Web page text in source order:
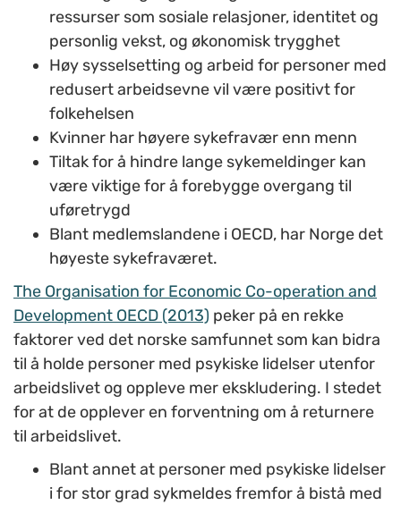
ressurser som sosiale relasjoner, identitet og
personlig vekst, og økonomisk trygghet
Høy sysselsetting og arbeid for personer med
redusert arbeidsevne vil være positivt for
folkehelsen
Kvinner har høyere sykefravær enn menn
Tiltak for å hindre lange sykemeldinger kan
være viktige for å forebygge overgang til
uføretrygd
Blant medlemslandene i OECD, har Norge det
høyeste sykefraværet.
The Organisation for Economic Co-operation and
Development OECD (2013) peker på en rekke
faktorer ved det norske samfunnet som kan bidra
til å holde personer med psykiske lidelser utenfor
arbeidslivet og oppleve mer ekskludering. I stedet
for at de opplever en forventning om å returnere
til arbeidslivet.
Blant annet at personer med psykiske lidelser
i for stor grad sykmeldes fremfor å bistå med